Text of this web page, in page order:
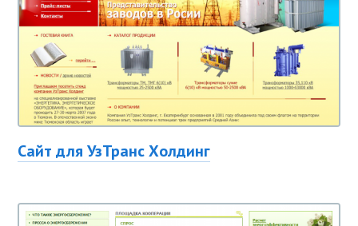
Сайт для УзТранс Холдинг